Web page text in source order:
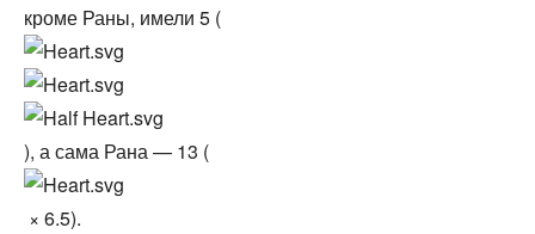
кроме Раны, имели 5 (
), а сама Рана — 13 (
× 6.5).